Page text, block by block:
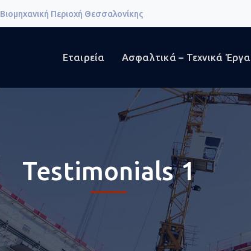
Βιομηχανική Περιοχή Θεσσαλονίκης
Εταιρεία Ασφαλτικά – Τεχνικά Έργα
Testimonials 1